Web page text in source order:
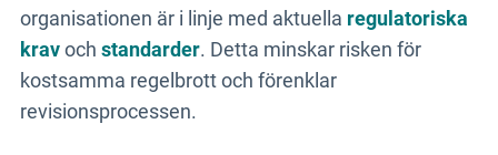
organisationen är i linje med aktuella regulatoriska
kravoch standarder. Detta minskar risken för
kostsamma regelbrott och förenklar
revisionsprocessen.